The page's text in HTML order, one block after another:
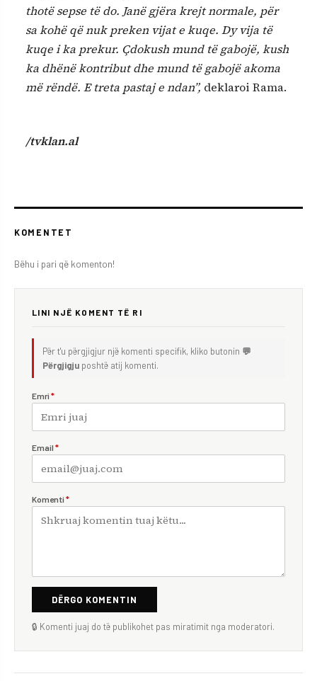
thotë sepse të do. Janë gjëra krejt normale, për
sa kohë që nuk preken vijat e kuqe. Dy vija të
kuqe i ka prekur. Çdokush mund të gabojë, kush
ka dhënë kontribut dhe mund të gabojë akoma
më rëndë. E treta pastaj e ndan”, deklaroi Rama.
/tvklan.al
KOMENTET
Bëhu i pari që komenton!
LINI NJË KOMENT TË RI
Për t'u përgjigjur një komenti specifik, kliko butonin 💬
Përgjigju poshtë atij komenti.
Emri *
Email *
Komenti *
DËRGO KOMENTIN
🔒 Komenti juaj do të publikohet pas miratimit nga moderatori.